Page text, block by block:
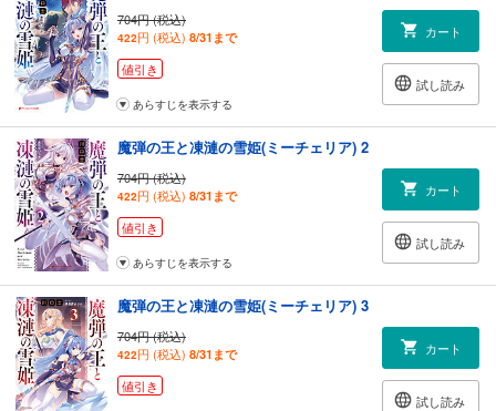
704円 (税込)
422円 (税込) 8/31まで
値引き
カート
試し読み
あらすじを表示する
魔弾の王と凍漣の雪姫(ミーチェリア) 2
704円 (税込)
422円 (税込) 8/31まで
値引き
カート
試し読み
あらすじを表示する
魔弾の王と凍漣の雪姫(ミーチェリア) 3
704円 (税込)
422円 (税込) 8/31まで
値引き
カート
試し読み